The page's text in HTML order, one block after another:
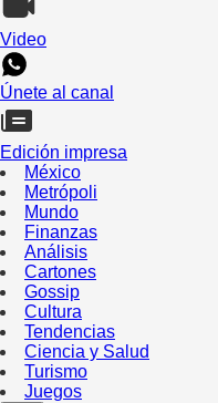
Video
Únete al canal
Edición impresa
México
Metrópoli
Mundo
Finanzas
Análisis
Cartones
Gossip
Cultura
Tendencias
Ciencia y Salud
Turismo
Juegos